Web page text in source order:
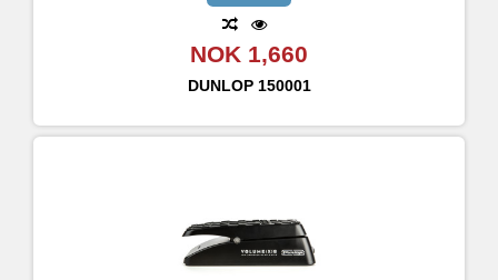
NOK 1,660
DUNLOP 150001